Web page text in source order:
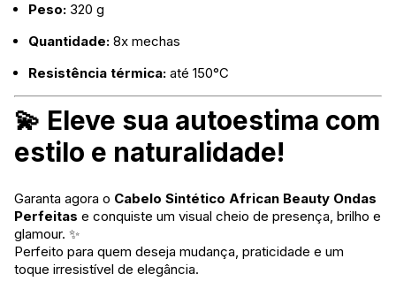
Peso: 320 g
Quantidade: 8x mechas
Resistência térmica: até 150°C
💫 Eleve sua autoestima com
estilo e naturalidade!
Garanta agora o Cabelo Sintético African Beauty Ondas
Perfeitas e conquiste um visual cheio de presença, brilho e
glamour. ✨
Perfeito para quem deseja mudança, praticidade e um
toque irresistível de elegância.